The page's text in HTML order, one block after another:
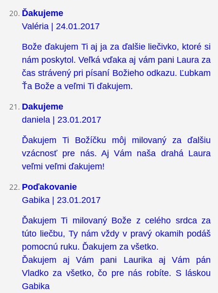
Ďakujeme
Valéria | 24.01.2017
Bože ďakujem Ti aj ja za ďalšie liečivko, ktoré si
nám poskytol. Veľká vďaka aj vám pani Laura za
čas strávený pri písaní Božieho odkazu. Ľubkam
Ťa Bože a veľmi Ti ďakujem.
Dakujeme
daniela | 23.01.2017
Ďakujem Ti Božíčku môj milovaný za ďalšiu
vzácnosť pre nás. Aj Vám naša drahá Laura
veľmi veľmi ďakujem!
Poďakovanie
Gabika | 23.01.2017
Ďakujem Ti milovaný Bože z celého srdca za
túto liečbu, Ty nám vždy v pravý okamih podáš
pomocnú ruku. Ďakujem za všetko.
Ďakujem aj Vám pani Laurika aj Vám pán
Vladko za všetko, čo pre nás robíte. S láskou
Gabika